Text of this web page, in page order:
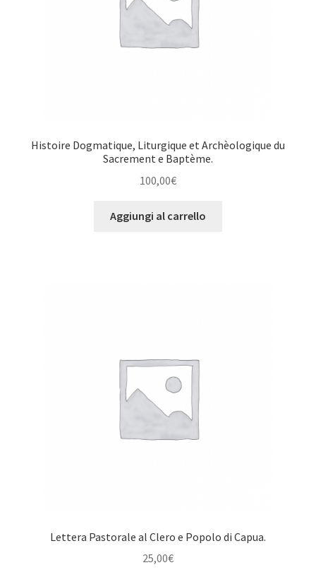
Histoire Dogmatique, Liturgique et Archèologique du
Sacrement e Baptème.
100,00€
Aggiungi al carrello
Lettera Pastorale al Clero e Popolo di Capua.
25,00€